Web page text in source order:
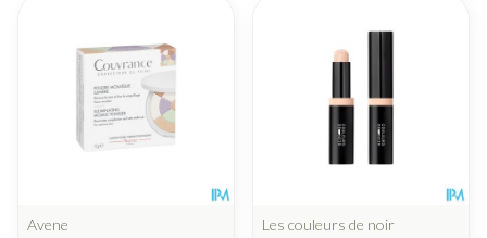
Avene
Les couleurs de noir